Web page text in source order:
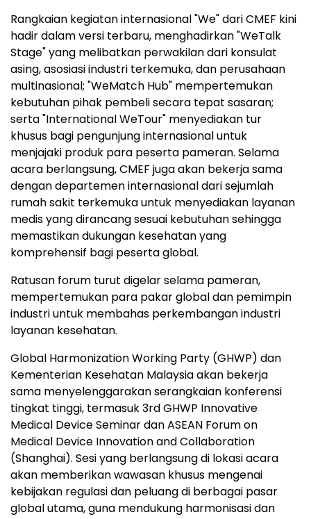
Rangkaian kegiatan internasional "We" dari CMEF kini
hadir dalam versi terbaru, menghadirkan "WeTalk
Stage" yang melibatkan perwakilan dari konsulat
asing, asosiasi industri terkemuka, dan perusahaan
multinasional; "WeMatch Hub" mempertemukan
kebutuhan pihak pembeli secara tepat sasaran;
serta "International WeTour" menyediakan tur
khusus bagi pengunjung internasional untuk
menjajaki produk para peserta pameran. Selama
acara berlangsung, CMEF juga akan bekerja sama
dengan departemen internasional dari sejumlah
rumah sakit terkemuka untuk menyediakan layanan
medis yang dirancang sesuai kebutuhan sehingga
memastikan dukungan kesehatan yang
komprehensif bagi peserta global.
Ratusan forum turut digelar selama pameran,
mempertemukan para pakar global dan pemimpin
industri untuk membahas perkembangan industri
layanan kesehatan.
Global Harmonization Working Party (GHWP) dan
Kementerian Kesehatan Malaysia akan bekerja
sama menyelenggarakan serangkaian konferensi
tingkat tinggi, termasuk 3rd GHWP Innovative
Medical Device Seminar dan ASEAN Forum on
Medical Device Innovation and Collaboration
(Shanghai). Sesi yang berlangsung di lokasi acara
akan memberikan wawasan khusus mengenai
kebijakan regulasi dan peluang di berbagai pasar
global utama, guna mendukung harmonisasi dan